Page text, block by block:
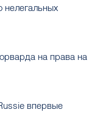
нелегальных
на права на
впервые